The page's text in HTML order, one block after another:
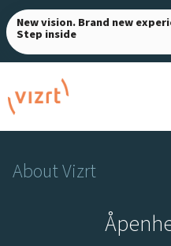
Skip
to
content
New vision. Brand new
Step inside
About Vizrt